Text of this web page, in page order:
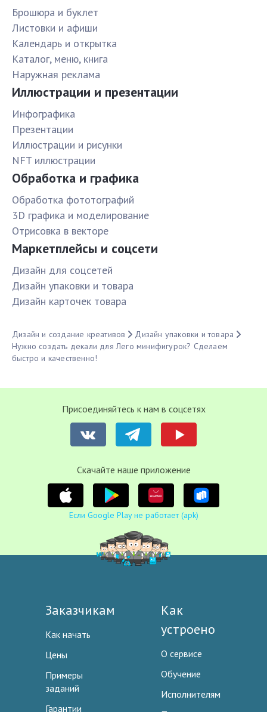
Брошюра и буклет
Листовки и афиши
Календарь и открытка
Каталог, меню, книга
Наружная реклама
Иллюстрации и презентации
Инфографика
Презентации
Иллюстрации и рисунки
NFT иллюстрации
Обработка и графика
Обработка фототографий
3D графика и моделирование
Отрисовка в векторе
Маркетплейсы и соцсети
Дизайн для соцсетей
Дизайн упаковки и товара
Дизайн карточек товара
Дизайн и создание креативов
Дизайн упаковки и товара
Нужно создать декали для Лего минифигурок? Сделаем
быстро и качественно!
Присоединяйтесь к нам в соцсетях
Cкачайте наше приложение
Если Google Play не работает (apk)
Заказчикам
Как начать
Цены
Примеры
заданий
Гарантии
Как
устроено
О сервисе
Обучение
Исполнителям